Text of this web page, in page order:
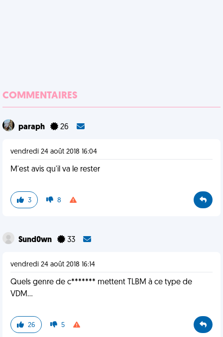
COMMENTAIRES
paraph 26
vendredi 24 août 2018 16:04
M'est avis qu'il va le rester
3 8
Sund0wn 33
vendredi 24 août 2018 16:14
Quels genre de c******* mettent TLBM à ce type de
VDM...
26 5